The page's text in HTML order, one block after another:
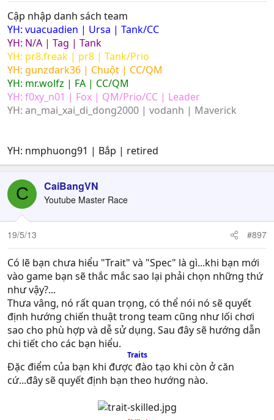
Cập nhập danh sách team
YH: vuacuadien | Ursa | Tank/CC
YH: N/A | Tag | Tank
YH: pr8.freak | pr8 | Tank/Prio
YH: gunzdark36 | Chuột | CC/QM
YH: mr.wolfz | FA | CC/QM
YH: f0xy_n01 | Fox | QM/Prio/CC | Leader
YH: an_mai_xai_di_dong2000 | vodanh | Maverick
YH: nmphuong91 | Bắp | retired
C CaiBangVN
Youtube Master Race
19/5/13 #897
Có lẽ bạn chưa hiểu "Trait" và "Spec" là gì...khi bạn mới
vào game bạn sẽ thắc mắc sao lại phải chọn những thứ
như vậy?...
Thưa vâng, nó rất quan trọng, có thể nói nó sẽ quyết
định hướng chiến thuật trong team cũng như lối chơi
sao cho phù hợp và dễ sử dụng. Sau đây sẽ hướng dẫn
chi tiết cho các bạn hiểu.
Traits​
Đặc điểm của bạn khi được đào tạo khi còn ở căn
cứ...đây sẽ quyết định bạn theo hướng nào.